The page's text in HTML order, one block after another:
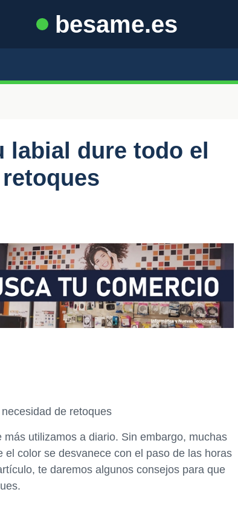
besame.es
labial dure todo el
de retoques
utilizamos a diario. Sin embargo, muchas
color se desvanece con el paso de las horas
te daremos algunos consejos para que